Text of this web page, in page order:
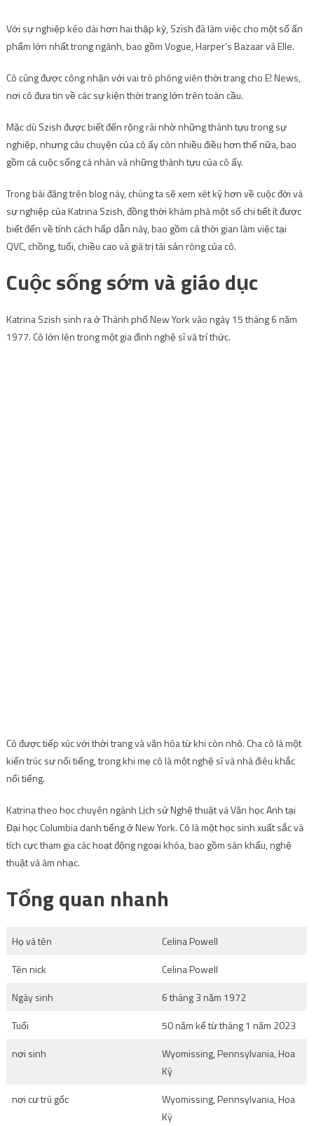
Với sự nghiệp kéo dài hơn hai thập kỷ, Szish đã làm việc cho một số ấn
phẩm lớn nhất trong ngành, bao gồm Vogue, Harper’s Bazaar và Elle.
Cô cũng được công nhận với vai trò phóng viên thời trang cho E! News,
nơi cô đưa tin về các sự kiện thời trang lớn trên toàn cầu.
Mặc dù Szish được biết đến rộng rãi nhờ những thành tựu trong sự
nghiệp, nhưng câu chuyện của cô ấy còn nhiều điều hơn thế nữa, bao
gồm cả cuộc sống cá nhân và những thành tựu của cô ấy.
Trong bài đăng trên blog này, chúng ta sẽ xem xét kỹ hơn về cuộc đời và
sự nghiệp của Katrina Szish, đồng thời khám phá một số chi tiết ít được
biết đến về tính cách hấp dẫn này, bao gồm cả thời gian làm việc tại
QVC, chồng, tuổi, chiều cao và giá trị tài sản ròng của cô.
Cuộc sống sớm và giáo dục
Katrina Szish sinh ra ở Thành phố New York vào ngày 15 tháng 6 năm
1977. Cô lớn lên trong một gia đình nghệ sĩ và trí thức.
Cô được tiếp xúc với thời trang và văn hóa từ khi còn nhỏ. Cha cô là một
kiến ​​trúc sư nổi tiếng, trong khi mẹ cô là một nghệ sĩ và nhà điêu khắc
nổi tiếng.
Katrina theo học chuyên ngành Lịch sử Nghệ thuật và Văn học Anh tại
Đại học Columbia danh tiếng ở New York. Cô là một học sinh xuất sắc và
tích cực tham gia các hoạt động ngoại khóa, bao gồm sân khấu, nghệ
thuật và âm nhạc.
Tổng quan nhanh
Họ và tên
Celina Powell
Tên nick
Celina Powell
Ngày sinh
6 tháng 3 năm 1972
Tuổi
50 năm kể từ tháng 1 năm 2023
nơi sinh
Wyomissing, Pennsylvania, Hoa
Kỳ
nơi cư trú gốc
Wyomissing, Pennsylvania, Hoa
Kỳ